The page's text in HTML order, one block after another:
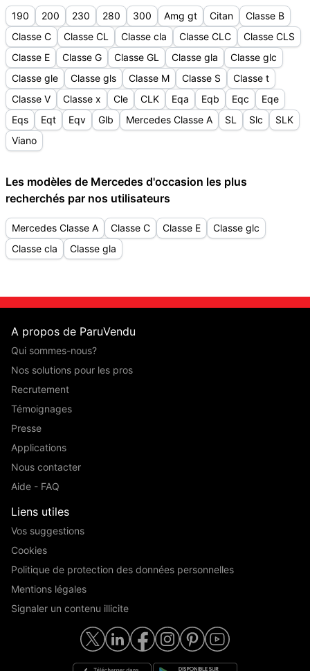
190 200 230 280 300 Amg gt Citan
Classe B
Classe C
Classe CL Classe cla Classe CLC
Classe CLS
Classe E
Classe G Classe GL Classe gla
Classe glc
Classe gle
Classe gls Classe M Classe S
Classe t
Classe V
Classe x Cle CLK Eqa Eqb Eqc
Eqe
Eqs
Eqt Eqv Glb Mercedes Classe A SL Slc
SLK
Viano
Les modèles de Mercedes d'occasion les plus
recherchés par nos utilisateurs
Mercedes Classe A Classe C Classe E
Classe glc
Classe cla
Classe gla
A propos de ParuVendu
Qui sommes-nous?
Nos solutions pour les pros
Recrutement
Témoignages
Presse
Applications
Nous contacter
Aide - FAQ
Liens utiles
Vos suggestions
Cookies
Politique de protection des données personnelles
Mentions légales
Signaler un contenu illicite